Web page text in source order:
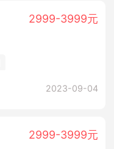
2999-3999元
2023-09-04
2999-3999元